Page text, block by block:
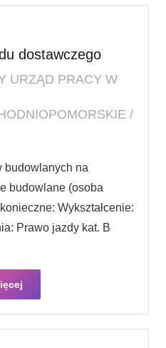
dostawczego
URZĄD PRACY W
/
budowlanych na
budowlane (osoba
Wykształcenie:
Prawo jazdy kat. B